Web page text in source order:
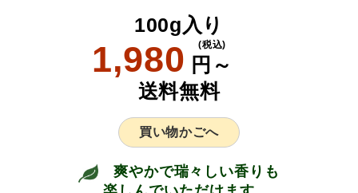
100g入り
1,980 円～
(税込)
送料無料
買い物かごへ
爽やかで瑞々しい香りも